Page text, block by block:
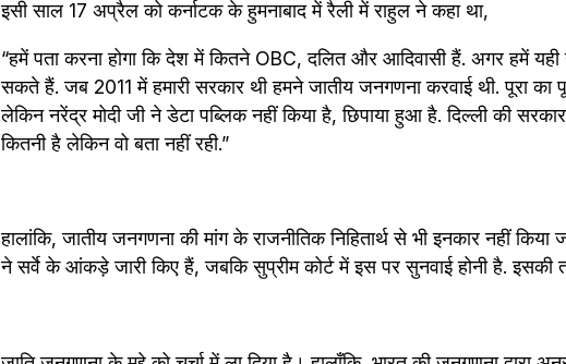
इसी साल 17 अप्रैल को कर्नाटक के हुमनाबाद में रैली में राहुल ने कहा था,
“हमें पता करना होगा कि देश में क‍ितने OBC, दल‍ित और आद‍िवासी हैं. अगर हमें
सकते हैं. जब 2011 में हमारी सरकार थी हमने जातीय जनगणना करवाई थी. पूरा का
लेकिन नरेंद्र मोदी जी ने डेटा पब्लिक नहीं किया है, छिपाया हुआ है. दिल्ली की
कितनी है लेकिन वो बता नहीं रही.”
हालांकि, जातीय जनगणना की मांग के राजनीतिक निहितार्थ से भी इनकार नहीं
ने सर्वे के आंकड़े जारी किए हैं, जबकि सुप्रीम कोर्ट में इस पर सुनवाई होनी है.